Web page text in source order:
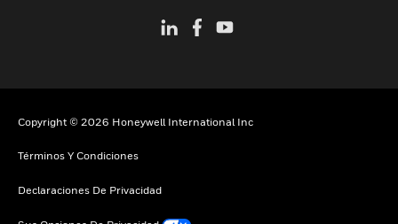
Copyright © 2026 Honeywell International Inc
Términos Y Condiciones
Declaraciones De Privacidad